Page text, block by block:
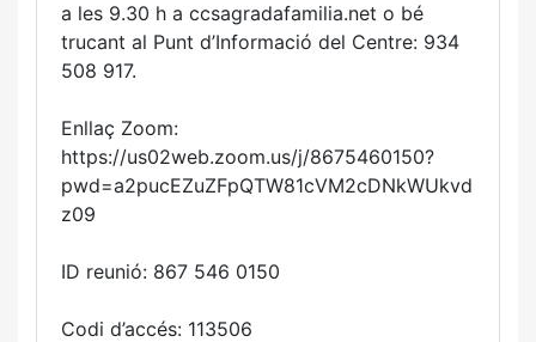
a les 9.30 h a ccsagradafamilia.net o bé
trucant al Punt d’Informació del Centre: 934
508 917.
Enllaç Zoom:
https://us02web.zoom.us/j/8675460150?
pwd=a2pucEZuZFpQTW81cVM2cDNkWUkvd
z09
ID reunió: 867 546 0150
Codi d’accés: 113506